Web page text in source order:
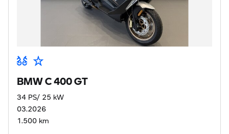
BMW C 400 GT
34 PS/ 25 kW
03.2026
1.500 km